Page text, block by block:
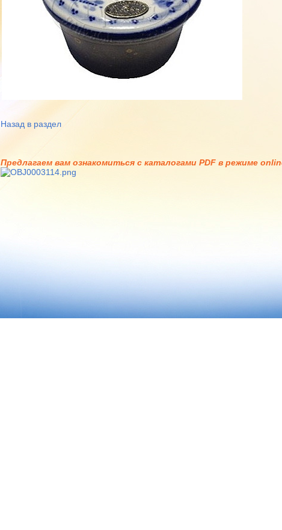
Назад в раздел
Предлагаем вам ознакомиться с каталогами PDF в режиме